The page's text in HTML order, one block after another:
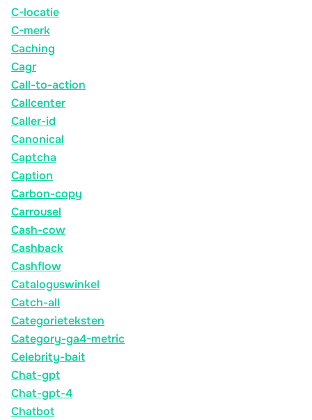
C-locatie
C-merk
Caching
Cagr
Call-to-action
Callcenter
Caller-id
Canonical
Captcha
Caption
Carbon-copy
Carrousel
Cash-cow
Cashback
Cashflow
Cataloguswinkel
Catch-all
Categorieteksten
Category-ga4-metric
Celebrity-bait
Chat-gpt
Chat-gpt-4
Chatbot